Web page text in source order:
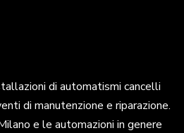
di automatismi cancelli
di manutenzione e riparazione.
e le automazioni in genere